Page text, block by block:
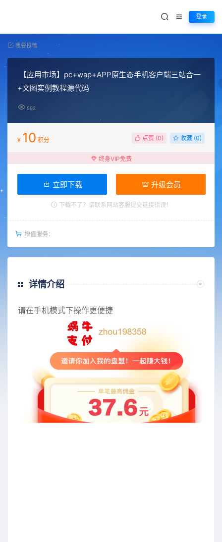
登录
我要投稿
【应用市场】pc+wap+APP原生态手机客户端三站合一
+文图实例教程源代码
593
¥ 10 积分 点赞 (0) 收藏 (0)
终身VIP免费
立即下载 升级会员
下载不了？请联系网站客服提交链接错误！
增值服务：
详情介绍
请在手机模式下操作更便捷